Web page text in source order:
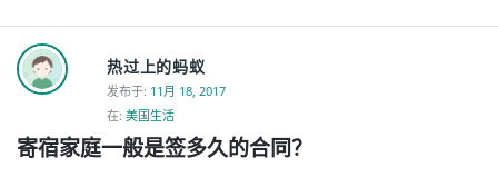
热过上的蚂蚁
发布于: 11月 18, 2017
在: 美国生活
寄宿家庭一般是签多久的合同？